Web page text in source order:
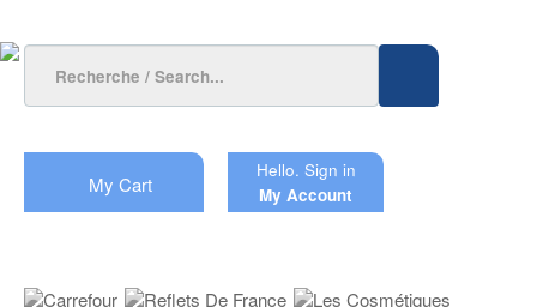
My Cart
Hello. Sign in
My Account